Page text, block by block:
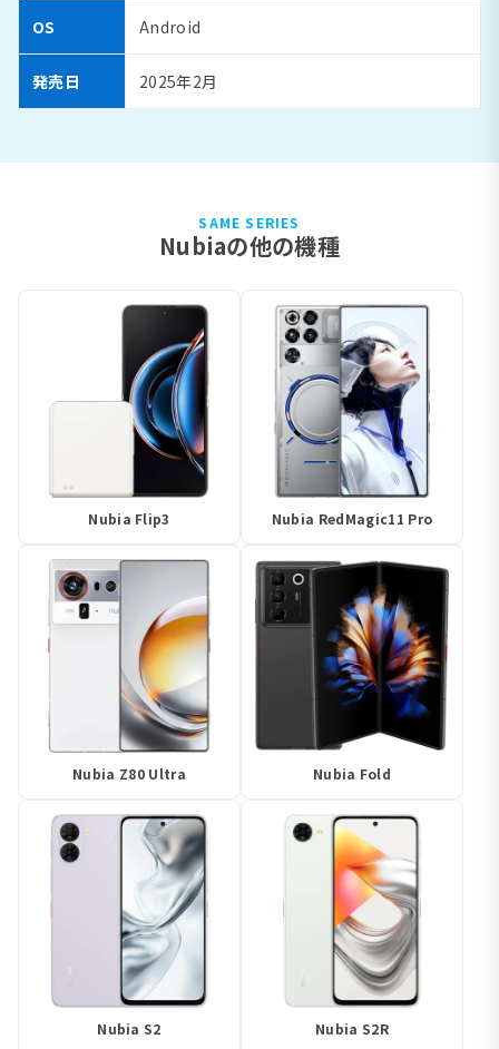
OS Android
発売日 2025年2月
SAME SERIES
Nubiaの他の機種
Nubia Flip3 Nubia RedMagic11 Pro
Nubia Z80 Ultra Nubia Fold
Nubia S2 Nubia S2R